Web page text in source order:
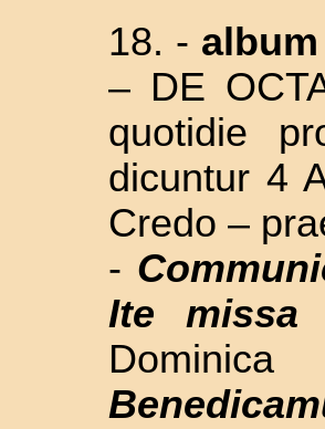
18. - album
– DE
quotidie
dicuntur 4
Credo –
-
Ite missa